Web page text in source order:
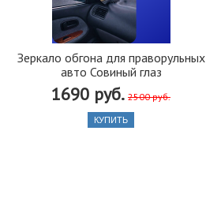
Зеркало обгона для праворульных
авто Совиный глаз
1690 руб. 2500 руб.
КУПИТЬ